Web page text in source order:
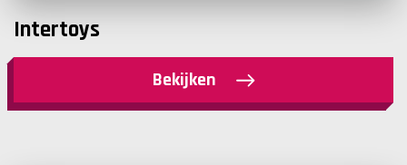
Intertoys
Bekijken